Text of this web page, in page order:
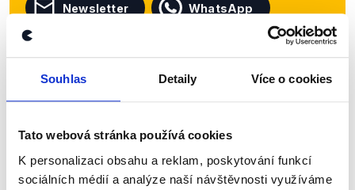
Souhlas Detaily Více o cookies
Tato webová stránka používá cookies
K personalizaci obsahu a reklam, poskytování funkcí
sociálních médií a analýze naší návštěvnosti využíváme
Newsletter WhatsApp
Sociální sítě
Nenechte si ujít nejnovější události
z Demagog.cz. Sdílením našich
příspěvků přátelům podpoříte naši